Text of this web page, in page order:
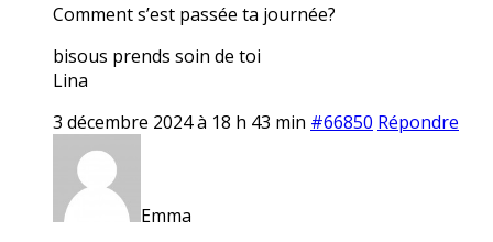
Comment s’est passée ta journée?
bisous prends soin de toi
Lina
3 décembre 2024 à 18 h 43 min #66850 Répondre
Emma